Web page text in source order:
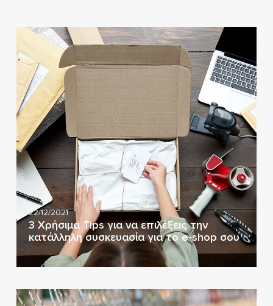
22/12/2021
3 Χρήσιμα Tips για να επιλέξεις την
κατάλληλη συσκευασία για το e-shop σου